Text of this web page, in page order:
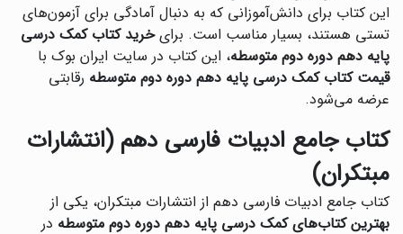
این کتاب برای دانش‌آموزانی که به دنبال آمادگی برای آزمون‌های
تستی هستند، بسیار مناسب است. برایخرید کتاب کمک درسی
پایه دهم دوره دوم متوسطه، این کتاب در سایت ایران بوک با
قیمت کتاب کمک درسی پایه دهم دوره دوم متوسطه رقابتی
عرضه می‌شود.
کتاب جامع ادبیات فارسی دهم (انتشارات
مبتکران)
کتاب جامع ادبیات فارسی دهم از انتشارات مبتکران، یکی از
بهترین کتاب‌های کمک درسی پایه دهم دوره دوم متوسطه در